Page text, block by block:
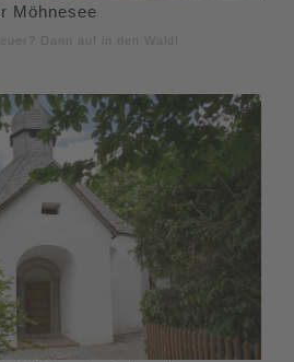
Möhnesee
Dann auf in den Wald!